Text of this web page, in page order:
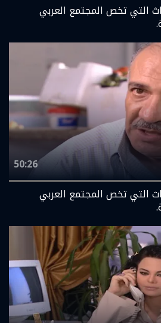
التي تخص المجتمع العربي
50:26
التي تخص المجتمع العربي